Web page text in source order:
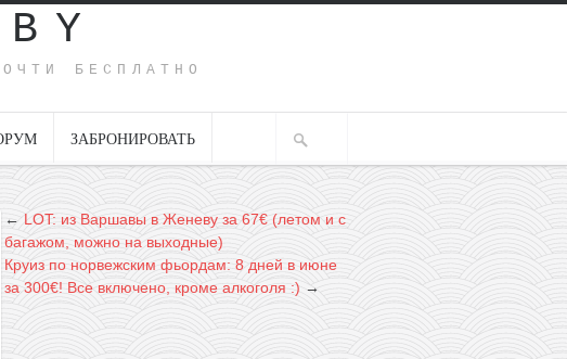
БЕСПЛАТНО
ЗАБРОНИРОВАТЬ
←LOT: из Варшавы в Женеву за 67€ (летом и с
багажом, можно на выходные)
Круиз по норвежским фьордам: 8 дней в июне
за 300€! Все включено, кроме алкоголя :) →